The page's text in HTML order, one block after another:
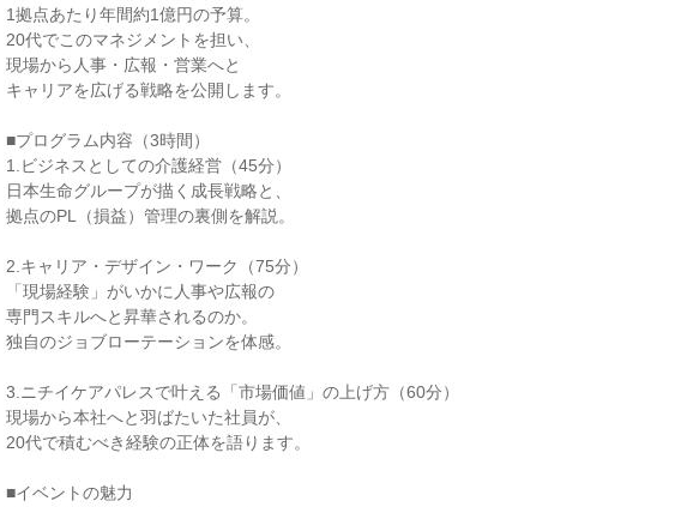
1拠点あたり年間約1億円の予算。
20代でこのマネジメントを担い、
現場から人事・広報・営業へと
キャリアを広げる戦略を公開します。
■プログラム内容（3時間）
1.ビジネスとしての介護経営（45分）
日本生命グループが描く成長戦略と、
拠点のPL（損益）管理の裏側を解説。
2.キャリア・デザイン・ワーク（75分）
「現場経験」がいかに人事や広報の
専門スキルへと昇華されるのか。
独自のジョブローテーションを体感。
3.ニチイケアパレスで叶える「市場価値」の上げ方（60分）
現場から本社へと羽ばたいた社員が、
20代で積むべき経験の正体を語ります。
■イベントの魅力